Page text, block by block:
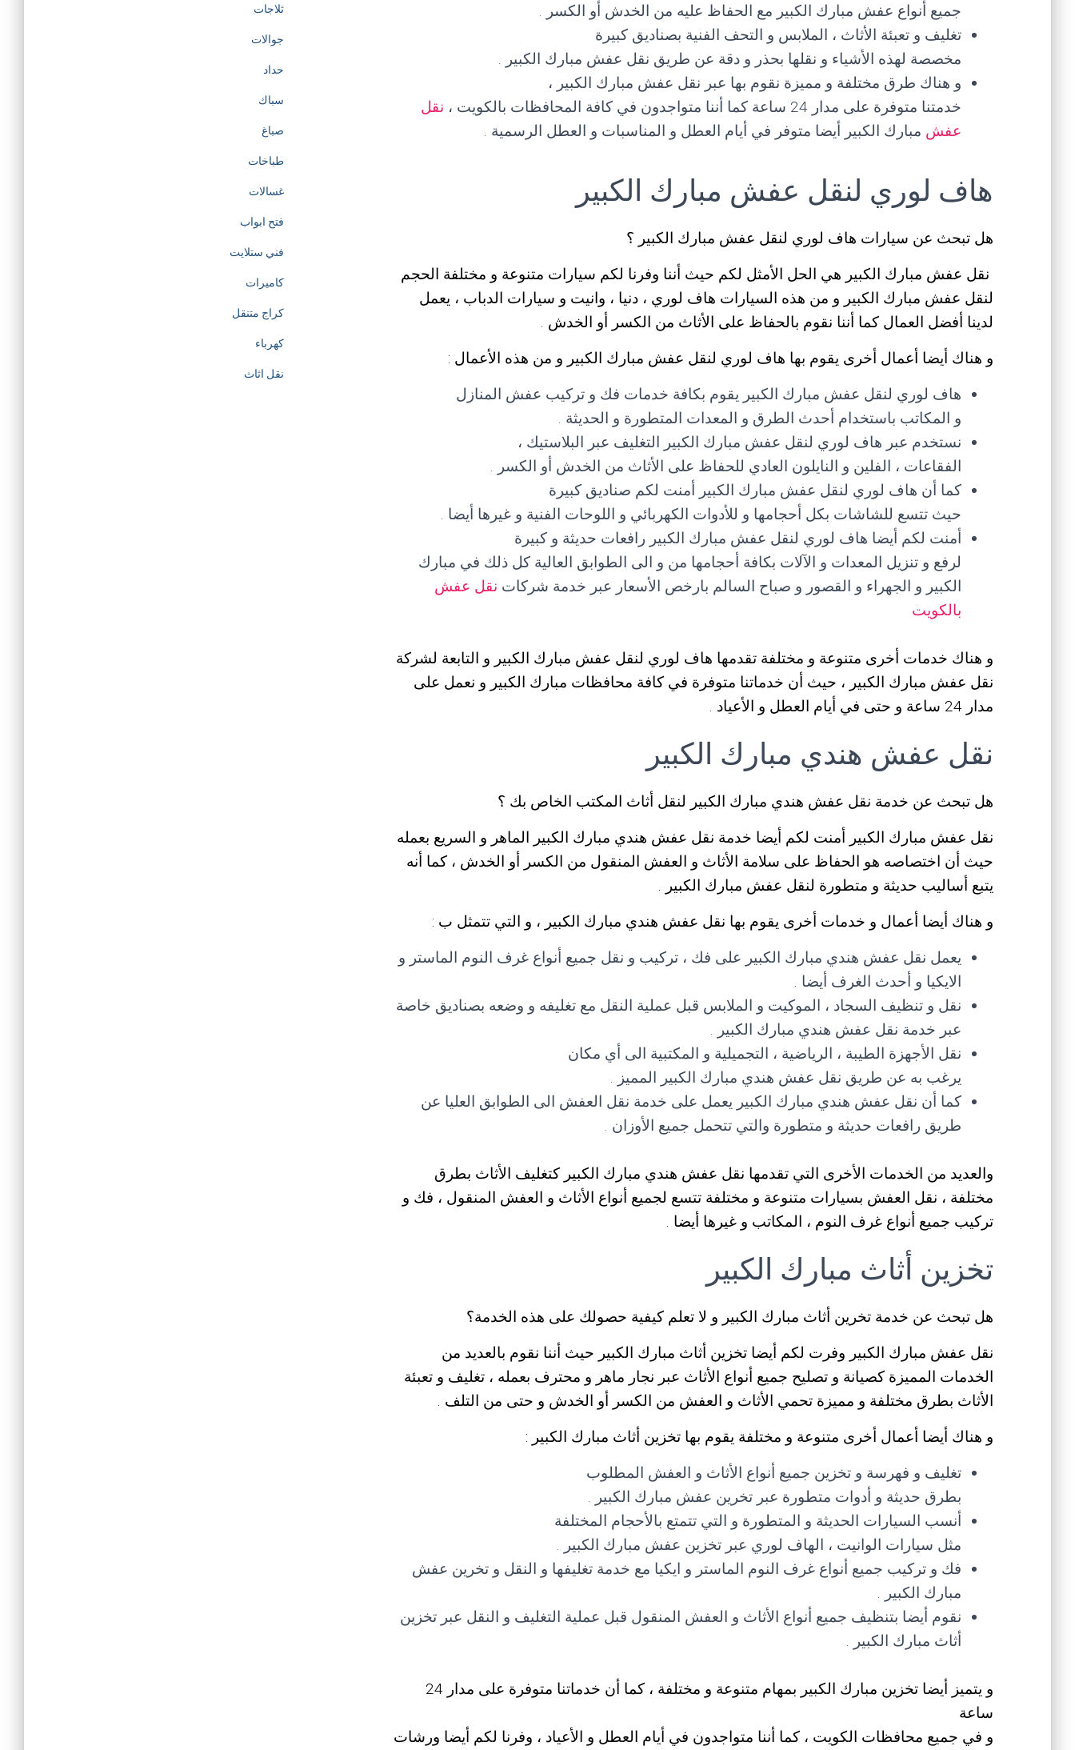
جميع أنواع عفش مبارك الكبير مع الحفاظ عليه من الخدش أو الكسر .
تغليف و تعبئة الأثاث ، الملابس و التحف الفنية بصناديق كبيرة
مخصصة لهذه الأشياء و نقلها بحذر و دقة عن طريق نقل عفش مبارك الكبير .
و هناك طرق مختلفة و مميزة نقوم بها عبر نقل عفش مبارك الكبير ،
خدمتنا متوفرة على مدار 24 ساعة كما أننا متواجدون في كافة المحافظات بالكويت ،
نقل
عفش مبارك الكبير أيضا متوفر في أيام العطل و المناسبات و العطل الرسمية .
هاف لوري لنقل عفش مبارك الكبير
هل تبحث عن سيارات هاف لوري لنقل عفش مبارك الكبير ؟
نقل عفش مبارك الكبير هي الحل الأمثل لكم حيث أننا وفرنا لكم سيارات متنوعة و مختلفة الحجم
لنقل عفش مبارك الكبير و من هذه السيارات هاف لوري ، دنيا ، وانيت و سيارات الدباب ، يعمل
لدينا أفضل العمال كما أننا نقوم بالحفاظ على الأثاث من الكسر أو الخدش .
و هناك أيضا أعمال أخرى يقوم بها هاف لوري لنقل عفش مبارك الكبير و من هذه الأعمال :
هاف لوري لنقل عفش مبارك الكبير يقوم بكافة خدمات فك و تركيب عفش المنازل
و المكاتب باستخدام أحدث الطرق و المعدات المتطورة و الحديثة .
نستخدم عبر هاف لوري لنقل عفش مبارك الكبير التغليف عبر البلاستيك ،
الفقاعات ، الفلين و النايلون العادي للحفاظ على الأثاث من الخدش أو الكسر .
كما أن هاف لوري لنقل عفش مبارك الكبير أمنت لكم صناديق كبيرة
حيث تتسع للشاشات بكل أحجامها و للأدوات الكهربائي و اللوحات الفنية و غيرها أيضا .
أمنت لكم أيضا هاف لوري لنقل عفش مبارك الكبير رافعات حديثة و كبيرة
لرفع و تنزيل المعدات و الآلات بكافة أحجامها من و الى الطوابق العالية كل ذلك في مبارك
الكبير و الجهراء و القصور و صباح السالم بارخص الأسعار عبر خدمة شركات نقل عفش
بالكويت
و هناك خدمات أخرى متنوعة و مختلفة تقدمها هاف لوري لنقل عفش مبارك الكبير و التابعة لشركة
نقل عفش مبارك الكبير ، حيث أن خدماتنا متوفرة في كافة محافظات مبارك الكبير و نعمل على
مدار 24 ساعة و حتى في أيام العطل و الأعياد .
نقل عفش هندي مبارك الكبير
هل تبحث عن خدمة نقل عفش هندي مبارك الكبير لنقل أثاث المكتب الخاص بك ؟
نقل عفش مبارك الكبير أمنت لكم أيضا خدمة نقل عفش هندي مبارك الكبير الماهر و السريع بعمله
حيث أن اختصاصه هو الحفاظ على سلامة الأثاث و العفش المنقول من الكسر أو الخدش ، كما أنه
يتبع أساليب حديثة و متطورة لنقل عفش مبارك الكبير .
و هناك أيضا أعمال و خدمات أخرى يقوم بها نقل عفش هندي مبارك الكبير ، و التي تتمثل ب :
يعمل نقل عفش هندي مبارك الكبير على فك ، تركيب و نقل جميع أنواع غرف النوم الماستر و
الايكيا و أحدث الغرف أيضا .
نقل و تنظيف السجاد ، الموكيت و الملابس قبل عملية النقل مع تغليفه و وضعه بصناديق خاصة
عبر خدمة نقل عفش هندي مبارك الكبير .
نقل الأجهزة الطيبة ، الرياضية ، التجميلية و المكتبية الى أي مكان
يرغب به عن طريق نقل عفش هندي مبارك الكبير المميز .
كما أن نقل عفش هندي مبارك الكبير يعمل على خدمة نقل العفش الى الطوابق العليا عن
طريق رافعات حديثة و متطورة والتي تتحمل جميع الأوزان .
والعديد من الخدمات الأخرى التي تقدمها نقل عفش هندي مبارك الكبير كتغليف الأثاث بطرق
مختلفة ، نقل العفش بسيارات متنوعة و مختلفة تتسع لجميع أنواع الأثاث و العفش المنقول ، فك و
تركيب جميع أنواع غرف النوم ، المكاتب و غيرها أيضا .
تخزين أثاث مبارك الكبير
هل تبحث عن خدمة تخرين أثاث مبارك الكبير و لا تعلم كيفية حصولك على هذه الخدمة؟
نقل عفش مبارك الكبير وفرت لكم أيضا تخزين أثاث مبارك الكبير حيث أننا نقوم بالعديد من
الخدمات المميزة كصيانة و تصليح جميع أنواع الأثاث عبر نجار ماهر و محترف بعمله ، تغليف و تعبئة
الأثاث بطرق مختلفة و مميزة تحمي الأثاث و العفش من الكسر أو الخدش و حتى من التلف .
و هناك أيضا أعمال أخرى متنوعة و مختلفة يقوم بها تخزين أثاث مبارك الكبير :
تغليف و فهرسة و تخزين جميع أنواع الأثاث و العفش المطلوب
بطرق حديثة و أدوات متطورة عبر تخرين عفش مبارك الكبير .
أنسب السيارات الحديثة و المتطورة و التي تتمتع بالأحجام المختلفة
مثل سيارات الوانيت ، الهاف لوري عبر تخزين عفش مبارك الكبير .
فك و تركيب جميع أنواع غرف النوم الماستر و ايكيا مع خدمة تغليفها و النقل و تخرين عفش
مبارك الكبير .
نقوم أيضا بتنظيف جميع أنواع الأثاث و العفش المنقول قبل عملية التغليف و النقل عبر تخزين
أثاث مبارك الكبير .
و يتميز أيضا تخزين مبارك الكبير بمهام متنوعة و مختلفة ، كما أن خدماتنا متوفرة على مدار 24
ساعة
و في جميع محافظات الكويت ، كما أننا متواجدون في أيام العطل و الأعياد ، وفرنا لكم أيضا ورشات
ثلاجات
جوالات
حداد
سباك
صباغ
طباخات
غسالات
فتح ابواب
فني ستلايت
كاميرات
كراج متنقل
كهرباء
نقل اثاث